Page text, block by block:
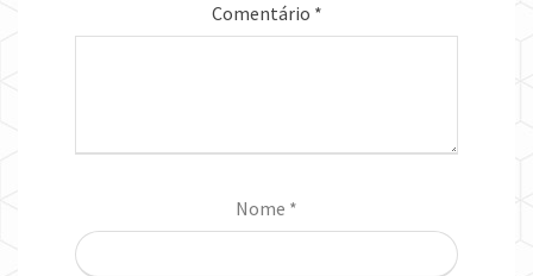
Comentário *
Nome *